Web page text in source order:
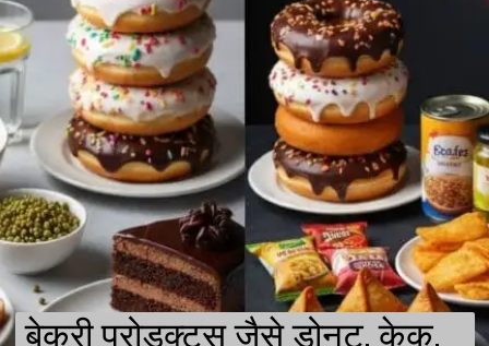
बेकरी प्रोडक्ट्स जैसे डोनट, केक,